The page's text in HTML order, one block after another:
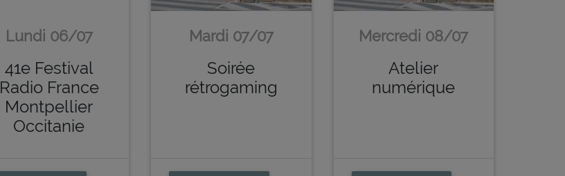
Lundi 06/07
41e Festival
Radio France
Montpellier
Occitanie
Mardi 07/07
Soirée
rétrogaming
Mercredi 08/07
Atelier
numérique